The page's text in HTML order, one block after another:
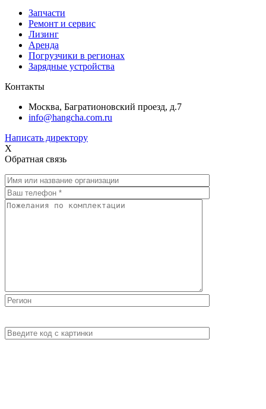
Запчасти
Ремонт и сервис
Лизинг
Аренда
Погрузчики в регионах
Зарядные устройства
Контакты
Москва, Багратионовский проезд, д.7
info@hangcha.com.ru
Написать директору
X
Обратная связь